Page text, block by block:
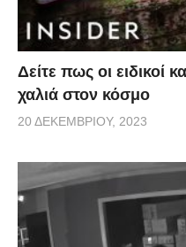
Δείτε πως οι ειδικοί
χαλιά στον κόσμο
20 ΔΕΚΕΜΒΡΊΟΥ, 2023